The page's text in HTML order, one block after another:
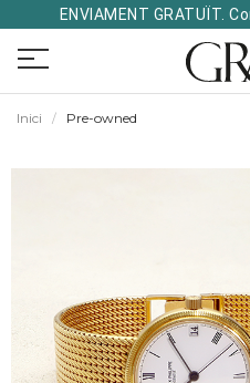
ENVIAMENT GRATUÏT.
Inici Pre-owned